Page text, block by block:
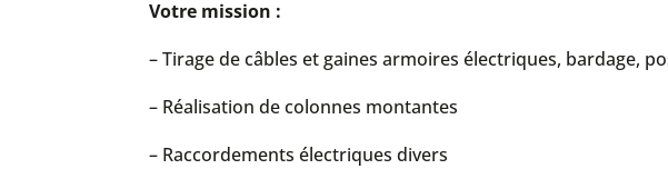
Votre mission :
– Tirage de câbles et gaines armoires électriques, bardage,
– Réalisation de colonnes montantes
– Raccordements électriques divers